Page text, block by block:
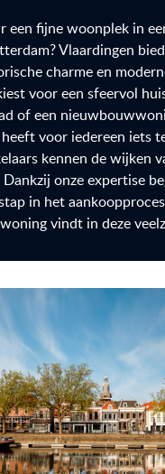
een fijne woonplek in
Vlaardingen
charme en
voor een sfeervol
of een
voor iedereen iets
kennen de wijken
onze expertise
in het
vindt in deze